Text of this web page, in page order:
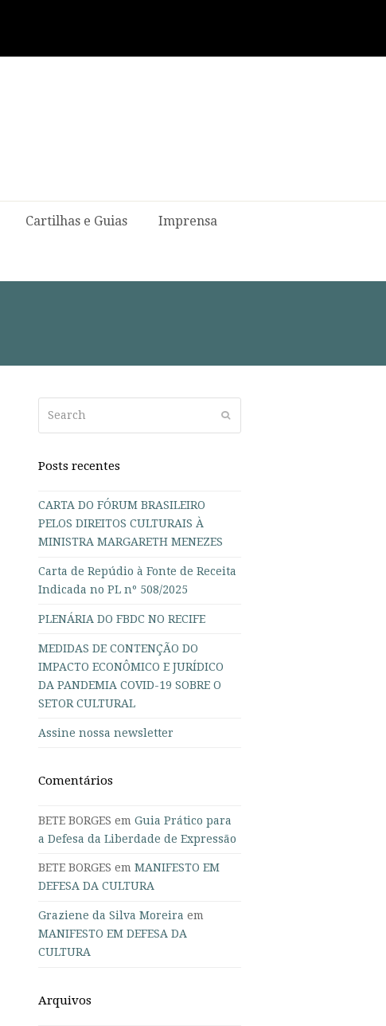
Cartilhas e Guias Imprensa
Posts recentes
CARTA DO FÓRUM BRASILEIRO
PELOS DIREITOS CULTURAIS À
MINISTRA MARGARETH MENEZES
Carta de Repúdio à Fonte de Receita
Indicada no PL nº 508/2025
PLENÁRIA DO FBDC NO RECIFE
MEDIDAS DE CONTENÇÃO DO
IMPACTO ECONÔMICO E JURÍDICO
DA PANDEMIA COVID-19 SOBRE O
SETOR CULTURAL
Assine nossa newsletter
Comentários
BETE BORGES emGuia Prático para
a Defesa da Liberdade de Expressão
BETE BORGES emMANIFESTO EM
DEFESA DA CULTURA
Graziene da Silva Moreira em
MANIFESTO EM DEFESA DA
CULTURA
Arquivos